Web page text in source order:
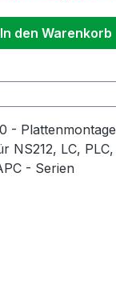
In den Warenkorb